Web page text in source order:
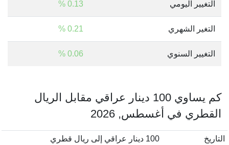
التغيير اليومي 0.13 %
التغير الشهري 0.21 %
التغيير السنوي 0.06 %
كم يساوي 100 دينار عراقي مقابل الريال
القطري في أغسطس, 2026
التاريخ
100 دينار عراقي إلى ريال قطري